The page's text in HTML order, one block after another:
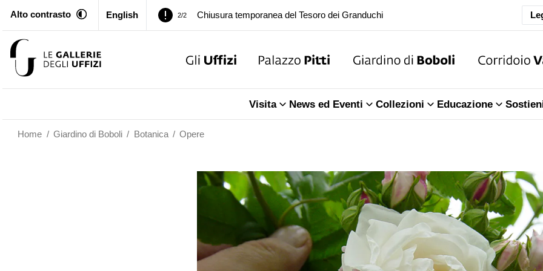
Alto contrasto English 2/2 Chiusura temporanea del Tesoro dei Granduchi
Visita News ed Eventi Collezioni Educazione
Home / Giardino di Boboli / Botanica / Opere